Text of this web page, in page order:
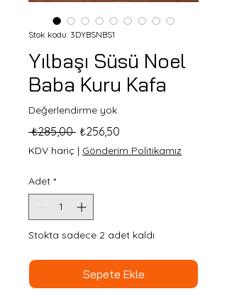
Stok kodu: 3DYBSNBS1
Yılbaşı Süsü Noel
Baba Kuru Kafa
Değerlendirme yok
₺285,00 Normal
Fiyat
₺256,50
Fiyat
KDV hariç | Gönderim Politikamız
Adet *
Stokta sadece 2 adet kaldı
Sepete Ekle